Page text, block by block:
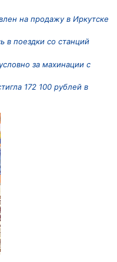
на продажу в Иркутске
в поездки со станций
за махинации с
172 100 рублей в